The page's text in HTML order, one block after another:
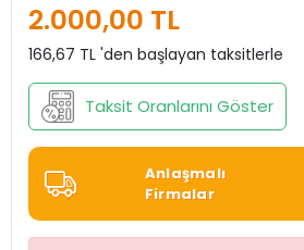
2.000,00 TL
166,67 TL 'den başlayan taksitlerle
Taksit Oranlarını Göster
Anlaşmalı
Firmalar